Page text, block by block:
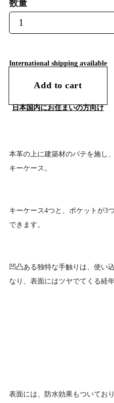
数量
International shipping available
Add to cart
日本国内にお住まいの方向け
本革の上に建築材のパテを施し
キーケース。
キーケース4つと、ポケットが3
できます。
凹凸ある独特な手触りは、使い
なり、表面にはツヤでてくる経
表面には、防水効果もついてお